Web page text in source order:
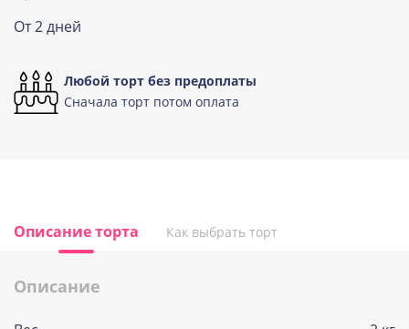
От 2 дней
Любой торт без предоплаты
Сначала торт потом оплата
Описание торта Как выбрать торт
Описание